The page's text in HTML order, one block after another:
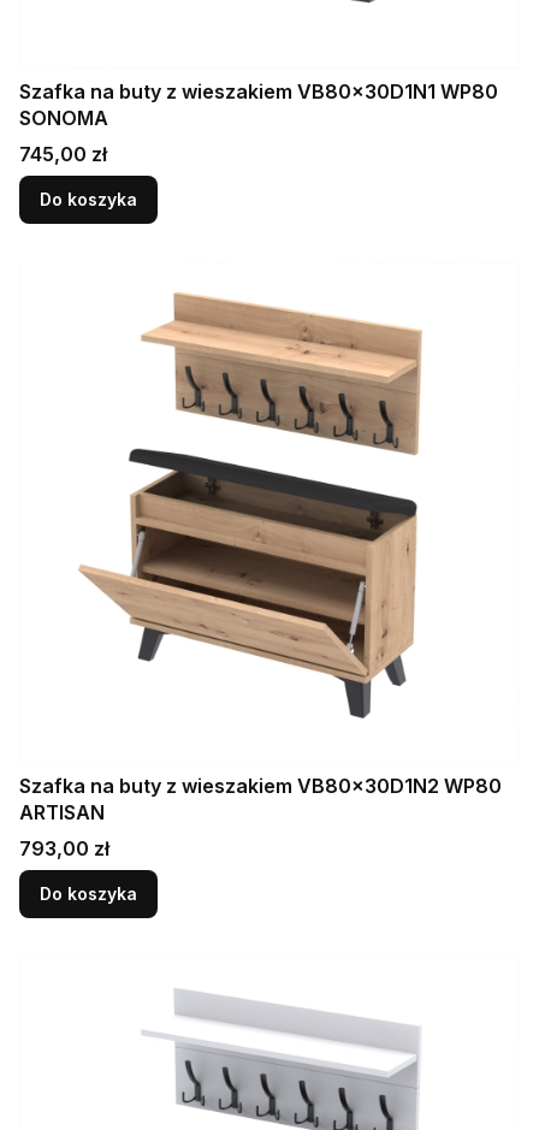
Szafka na buty z wieszakiem VB80x30D1N1 WP80
SONOMA
Cena
745,00 zł
Do koszyka
Szafka na buty z wieszakiem VB80x30D1N2 WP80
ARTISAN
Cena
793,00 zł
Do koszyka